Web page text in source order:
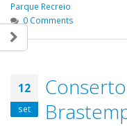
Parque Recreio
0 Comments
12
set